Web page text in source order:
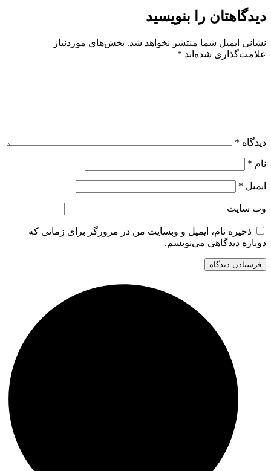
دیدگاهتان را بنویسید
نشانی ایمیل شما منتشر نخواهد شد. بخش‌های موردنیاز
علامت‌گذاری شده‌اند *
دیدگاه *
نام *
ایمیل *
وب‌ سایت
ذخیره نام، ایمیل و وبسایت من در مرورگر برای زمانی که
دوباره دیدگاهی می‌نویسم.